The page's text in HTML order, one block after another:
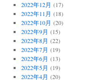
2022年12月 (17)
2022年11月 (18)
2022年10月 (20)
2022年9月 (15)
2022年8月 (22)
2022年7月 (19)
2022年6月 (13)
2022年5月 (19)
2022年4月 (20)